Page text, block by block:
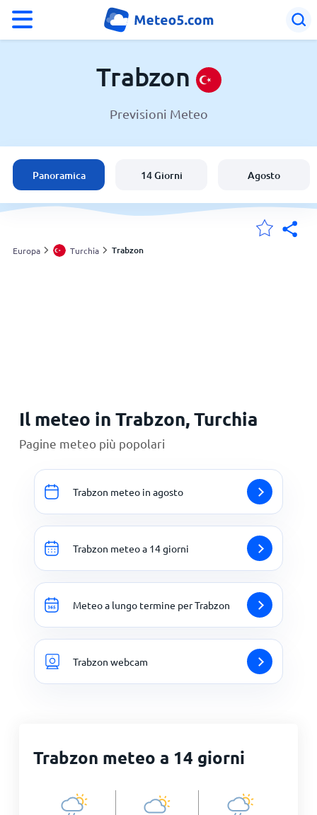
Turchia
Italia
Svizzera
Trabzon
Previsioni Meteo
Panoramica 14 Giorni Agosto
Europa Turchia Trabzon
Il meteo in Trabzon, Turchia
Pagine meteo più popolari
Trabzon meteo in agosto
Trabzon meteo a 14 giorni
Meteo a lungo termine per Trabzon
Trabzon webcam
Trabzon meteo a 14 giorni